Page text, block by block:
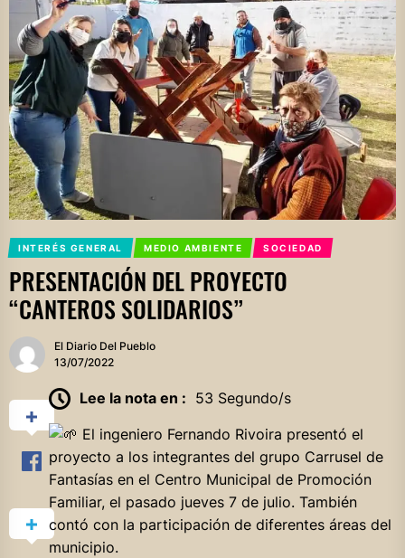
INTERÉS GENERAL MEDIO AMBIENTE SOCIEDAD
PRESENTACIÓN DEL PROYECTO
“CANTEROS SOLIDARIOS”
El Diario Del Pueblo
13/07/2022
Lee la nota en : 53 Segundo/s
El ingeniero Fernando Rivoira presentó el
proyecto a los integrantes del grupo Carrusel de
Fantasías en el Centro Municipal de Promoción
Familiar, el pasado jueves 7 de julio. También
contó con la participación de diferentes áreas del
municipio.